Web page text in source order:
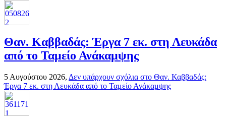
Θαν. Καββαδάς: Έργα 7 εκ. στη Λευκάδα
από το Ταμείο Ανάκαμψης
5 Αυγούστου 2026, Δεν υπάρχουν σχόλια στο Θαν. Καββαδάς:
Έργα 7 εκ. στη Λευκάδα από το Ταμείο Ανάκαμψης